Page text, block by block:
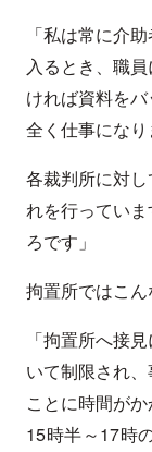
「私は常に介
入るとき、職
ければ資料をバ
全く仕事になり
各裁判所に対
れを行ってい
ろです」
拘置所ではこん
「拘置所へ接
いて制限され
ことに時間が
15時半～17時